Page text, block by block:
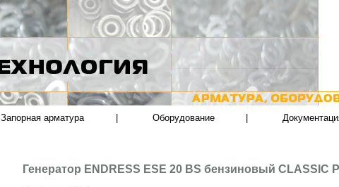
Запорная арматура Оборудование
Генератор ENDRESS ESE 20 BS бензиновый CLASSIC